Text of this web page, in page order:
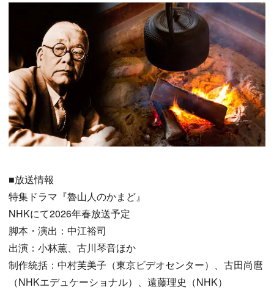
■放送情報
特集ドラマ『魯山人のかまど』
NHKにて2026年春放送予定
脚本・演出：中江裕司
出演：小林薫、古川琴音ほか
制作統括：中村芙美子（東京ビデオセンター）、古田尚麿
（NHKエデュケーショナル）、遠藤理史（NHK）